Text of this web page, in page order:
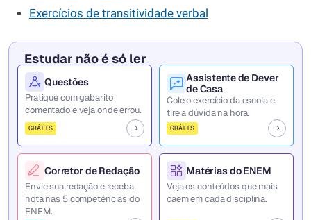
Exercícios de transitividade verbal
Estudar não é só ler
Questões
Pratique com gabarito
comentado e veja onde errou.
GRÁTIS
Assistente de Dever
de Casa
Cole o exercício da escola e
tire a dúvida na hora.
GRÁTIS
Corretor de Redação
Envie sua redação e receba
nota nas 5 competências do
ENEM.
Matérias do ENEM
Veja os conteúdos que mais
caem em cada disciplina.